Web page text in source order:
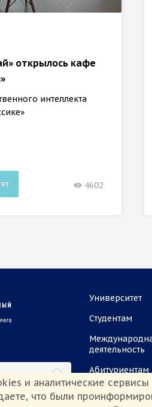
открылось кафе
интеллекта
4602
Университет
Студентам
деятельность
Абитуриентам
и аналитические сервисы
что были